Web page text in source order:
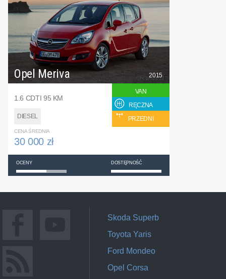
Opel Meriva
1.6 CDTI 95 KM
DIESEL
2015
VAN
RĘCZNA
PRZEDNI
CENA ŚREDNIA
30 000 zł
OCENY DOSTĘPNOŚĆ
Skoda Superb
Toyota Yaris
Ford Mondeo
Opel Corsa